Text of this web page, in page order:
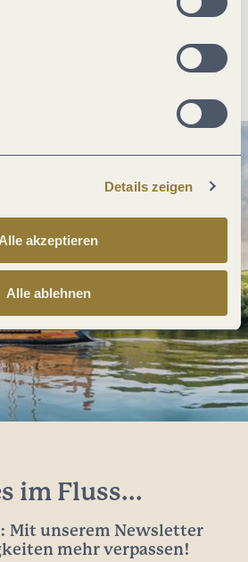
Details zeigen
Alle akzeptieren
Alle ablehnen
PDF erzeugen
im Fluss...
Mit unserem Newsletter
mehr verpassen!